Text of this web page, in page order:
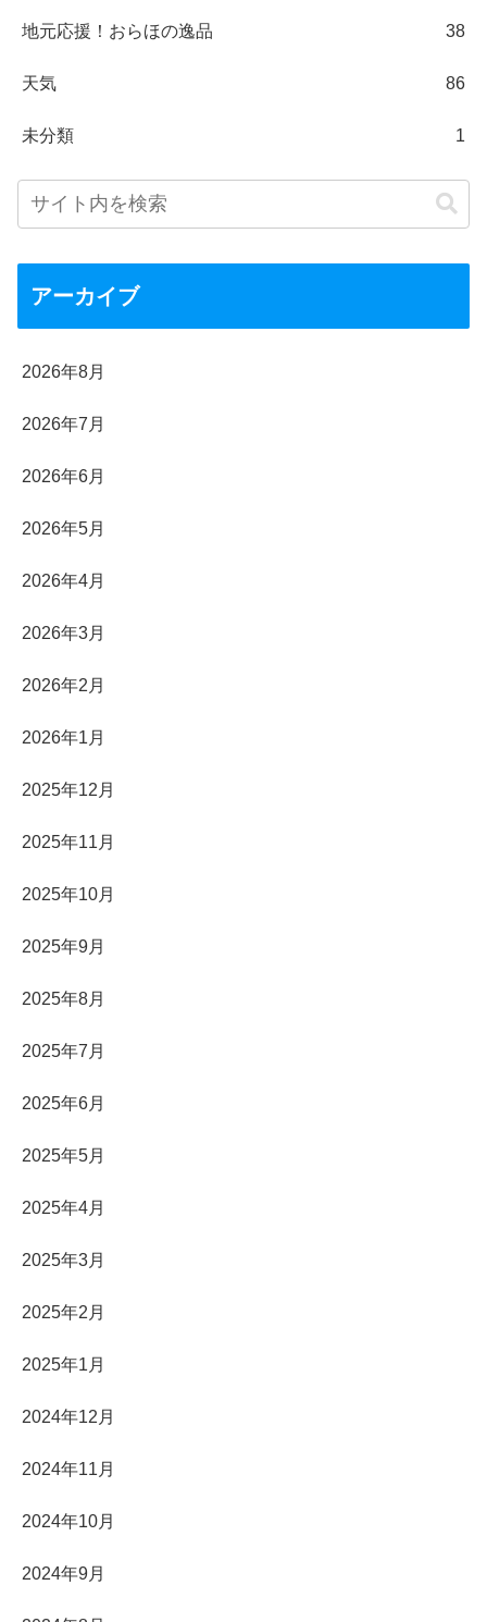
地元応援！おらほの逸品 38
天気 86
未分類 1
アーカイブ
2026年8月
2026年7月
2026年6月
2026年5月
2026年4月
2026年3月
2026年2月
2026年1月
2025年12月
2025年11月
2025年10月
2025年9月
2025年8月
2025年7月
2025年6月
2025年5月
2025年4月
2025年3月
2025年2月
2025年1月
2024年12月
2024年11月
2024年10月
2024年9月